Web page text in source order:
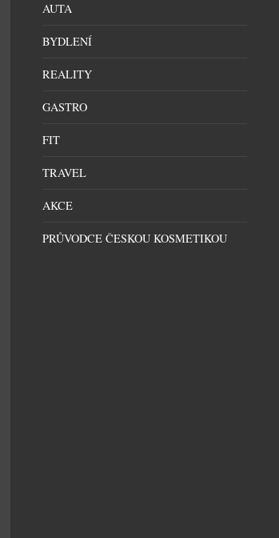
AUTA
BYDLENÍ
REALITY
GASTRO
FIT
TRAVEL
AKCE
PRŮVODCE ČESKOU KOSMETIKOU